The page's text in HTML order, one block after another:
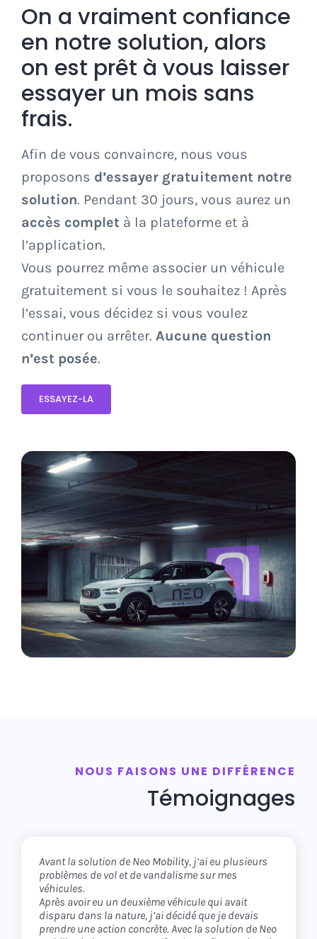
On a vraiment confiance
en notre solution, alors
on est prêt à vous laisser
essayer un mois sans
frais.
Afin de vous convaincre, nous vous
proposons d’essayer gratuitement notre
solution. Pendant 30 jours, vous aurez un
accès completà la plateforme et à
l’application.
Vous pourrez même associer un véhicule
gratuitement si vous le souhaitez ! Après
l’essai, vous décidez si vous voulez
continuer ou arrêter. Aucune question
n’est posée.
ESSAYEZ-LA
NOUS FAISONS UNE DIFFÉRENCE
Témoignages
Avant la solution de Neo Mobility, j’ai eu plusieurs
problèmes de vol et de vandalisme sur mes
véhicules.
Après avoir eu un deuxième véhicule qui avait
disparu dans la nature, j’ai décidé que je devais
prendre une action concrète. Avec la solution de Neo
Moi je cherchais un partenaire qui connaissait son
métier et qui me donnerait les moyens de me
concentrer sur le mien. C’est exactement ce que j’ai
trouvé avec la solution de Neo Mobility.
Je m’occupe de la gestion opérationnelle de ma
Les deux mots que j’utiliserais pour décrire mon
expérience avec Neo Mobility sont ‘Sécurité’ et
‘expérience client’.
Depuis que je sais en temps réel où se trouvent mes
véhicules à chaque instant, j’ai un beaucoup plus